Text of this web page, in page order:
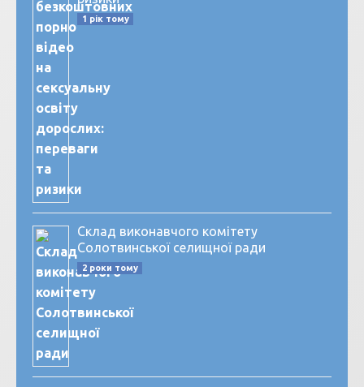
1 рік тому
Склад виконавчого комітету
Солотвинської селищної ради
2 роки тому